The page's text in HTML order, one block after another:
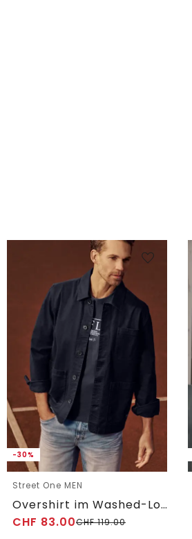
-30%
Street One MEN
Overshirt im Washed-Look mit Taschen
CHF 83.00CHF119.00